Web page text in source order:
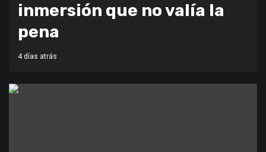
inmersión que no valía la
pena
4 días atrás